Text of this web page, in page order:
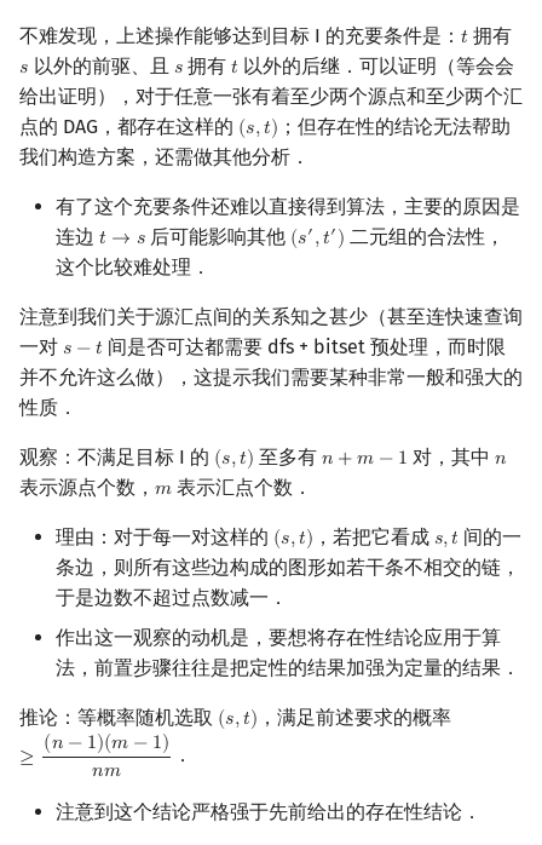
不难发现，上述操作能够达到目标 I 的充要条件是： 𝑡
t 拥有
𝑠
s 以外的前驱、且 𝑠
s 拥有 𝑡
t 以外的后继．可以证明（等会会
给出证明），对于任意一张有着至少两个源点和至少两个汇
点的 DAG，都存在这样的 (𝑠,𝑡)
(s,t)
；但存在性的结论无法帮助
我们构造方案，还需做其他分析．
有了这个充要条件还难以直接得到算法，主要的原因是
连边 𝑡 → 𝑠
t →s 后可能影响其他 (𝑠′,𝑡′)
(s′, t′)
二元组的合法性，
这个比较难处理．
注意到我们关于源汇点间的关系知之甚少（甚至连快速查询
一对 𝑠 −𝑡
s −t
间是否可达都需要 dfs + bitset 预处理，而时限
并不允许这么做），这提示我们需要某种非常一般和强大的
性质．
观察：不满足目标 I 的 (𝑠,𝑡)
(s,t) 至多有 𝑛 +𝑚 − 1
n+m−1 对，其中 𝑛
n
表示源点个数， 𝑚
m 表示汇点个数．
理由：对于每一对这样的 (𝑠,𝑡)
(s,t) ，若把它看成 𝑠,𝑡
s,t 间的一
条边，则所有这些边构成的图形如若干条不相交的链，
于是边数不超过点数减一．
作出这一观察的动机是，要想将存在性结论应用于算
法，前置步骤往往是把定性的结果加强为定量的结果．
推论：等概率随机选取 (𝑠,𝑡)
(s,t) ，满足前述要求的概率
≥ (𝑛 − 1)(𝑚 − 1)
𝑛𝑚
≥( n−1)(m−1)nm ．
注意到这个结论严格强于先前给出的存在性结论．